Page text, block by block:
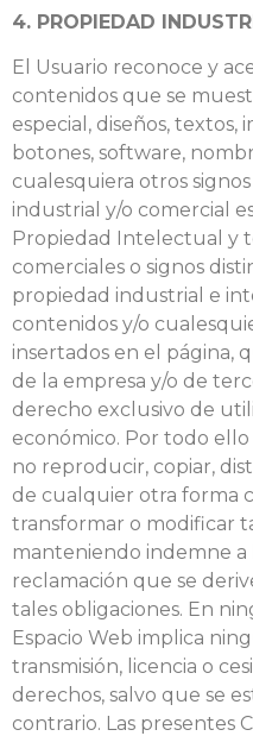
4. PROPIEDAD
El Usuario reconoce y
contenidos que se
especial, diseños, textos,
botones, software,
cualesquiera otros
industrial y/o comercial
Propiedad Intelectual y
comerciales o signos
propiedad industrial e
contenidos y/o
insertados en el página,
de la empresa y/o de
derecho exclusivo de
económico. Por todo
no reproducir, copiar,
de cualquier otra forma
transformar o modificar
manteniendo indemne
reclamación que se
tales obligaciones. En
Espacio Web implica
transmisión, licencia o
derechos, salvo que se
contrario. Las presentes